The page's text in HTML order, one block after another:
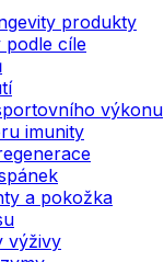
produkty
podle cíle
výkonu
imunity
a pokožka
výživy